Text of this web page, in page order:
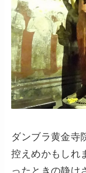
ダンブラ黄金寺
控えめかもしれ
ったときの静け